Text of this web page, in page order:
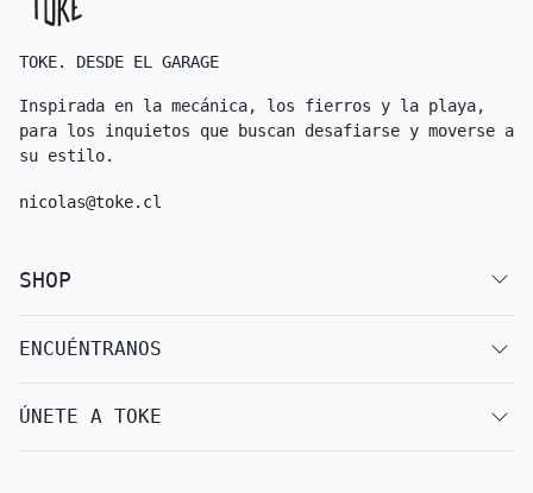
TOKE. DESDE EL GARAGE
Inspirada en la mecánica, los fierros y la playa,
para los inquietos que buscan desafiarse y moverse a
su estilo.
nicolas@toke.cl
SHOP
ENCUÉNTRANOS
ÚNETE A TOKE